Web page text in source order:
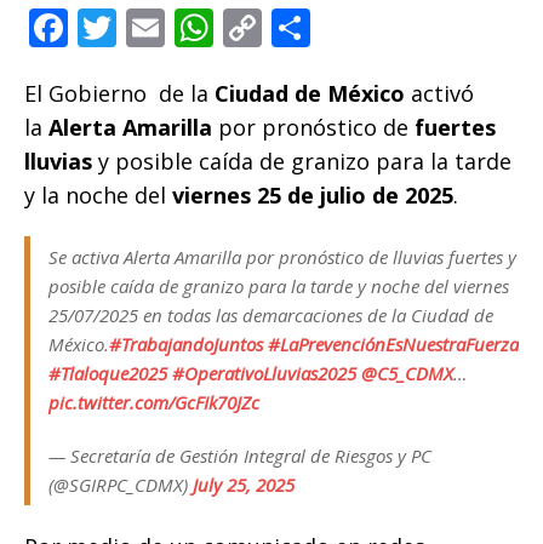
F
c
e
b
o
o
k
T
it
te
r
E
ai
l
W
at
s
A
p
p
C
p
y
Li
n
k
m
p
ar
ti
r
El Gobierno de la Ciudad de México activó
la Alerta Amarilla por pronóstico de fuertes
lluvias y posible caída de granizo para la tarde
y la noche del viernes 25 de julio de 2025.
Se activa Alerta Amarilla por pronóstico de lluvias fuertes y
posible caída de granizo para la tarde y noche del viernes
25/07/2025 en todas las demarcaciones de la Ciudad de
México.#TrabajandoJuntos #LaPrevenciónEsNuestraFuerza
#Tlaloque2025 #OperativoLluvias2025 @C5_CDMX…
pic.twitter.com/GcFIk70JZc
— Secretaría de Gestión Integral de Riesgos y PC
(@SGIRPC_CDMX) July 25, 2025